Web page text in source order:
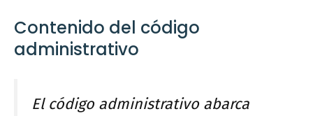
Contenido del código
administrativo
El código administrativo abarca